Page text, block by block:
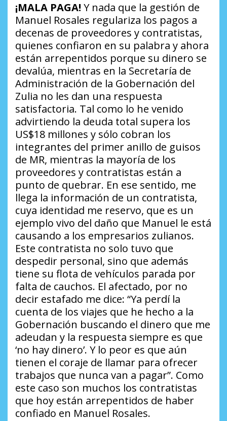
¡MALA PAGA! Y nada que la gestión de
Manuel Rosales regulariza los pagos a
decenas de proveedores y contratistas,
quienes confiaron en su palabra y ahora
están arrepentidos porque su dinero se
devalúa, mientras en la Secretaría de
Administración de la Gobernación del
Zulia no les dan una respuesta
satisfactoria. Tal como lo he venido
advirtiendo la deuda total supera los
US$18 millones y sólo cobran los
integrantes del primer anillo de guisos
de MR, mientras la mayoría de los
proveedores y contratistas están a
punto de quebrar. En ese sentido, me
llega la información de un contratista,
cuya identidad me reservo, que es un
ejemplo vivo del daño que Manuel le está
causando a los empresarios zulianos.
Este contratista no solo tuvo que
despedir personal, sino que además
tiene su flota de vehículos parada por
falta de cauchos. El afectado, por no
decir estafado me dice: “Ya perdí la
cuenta de los viajes que he hecho a la
Gobernación buscando el dinero que me
adeudan y la respuesta siempre es que
‘no hay dinero’. Y lo peor es que aún
tienen el coraje de llamar para ofrecer
trabajos que nunca van a pagar”. Como
este caso son muchos los contratistas
que hoy están arrepentidos de haber
confiado en Manuel Rosales.